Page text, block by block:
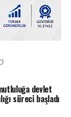
devlet
süreci başladı